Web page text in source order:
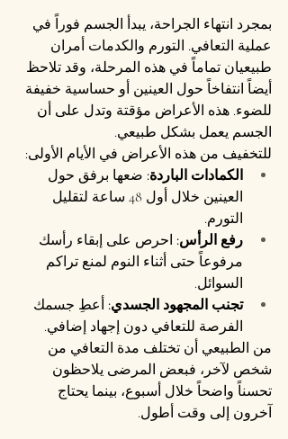
بمجرد انتهاء الجراحة، يبدأ الجسم فوراً في
عملية التعافي. التورم والكدمات أمران
طبيعيان تماماً في هذه المرحلة، وقد تلاحظ
أيضاً انتفاخاً حول العينين أو حساسية خفيفة
للضوء. هذه الأعراض مؤقتة وتدل على أن
الجسم يعمل بشكل طبيعي.
للتخفيف من هذه الأعراض في الأيام الأولى:
الكمادات الباردة: ضعها برفق حول
العينين خلال أول 48 ساعة لتقليل
التورم.
رفع الرأس: احرص على إبقاء رأسك
مرفوعاً حتى أثناء النوم لمنع تراكم
السوائل.
تجنب المجهود الجسدي: أعطِ جسمك
الفرصة للتعافي دون إجهاد إضافي.
من الطبيعي أن تختلف مدة التعافي من
شخص لآخر، فبعض المرضى يلاحظون
تحسناً واضحاً خلال أسبوع، بينما يحتاج
آخرون إلى وقت أطول.